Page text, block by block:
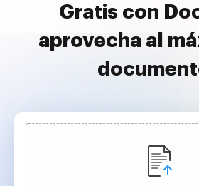
Gratis con
aprovecha al